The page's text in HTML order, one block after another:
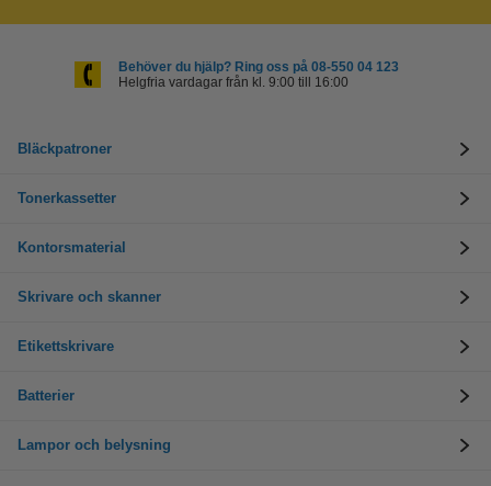
Behöver du hjälp? Ring oss på 08-550 04 123
Helgfria vardagar från kl. 9:00 till 16:00
Bläckpatroner
Tonerkassetter
Kontorsmaterial
Skrivare och skanner
Etikettskrivare
Batterier
Lampor och belysning